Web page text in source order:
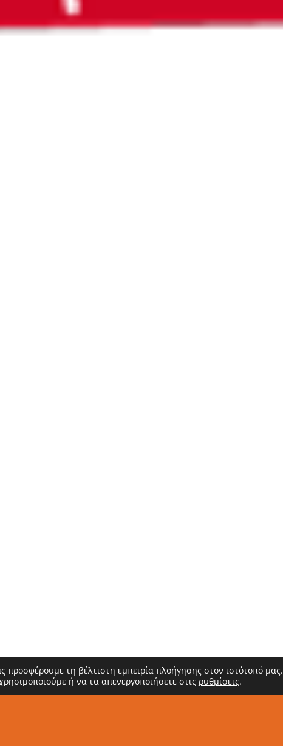
προσφέρουμε τη βέλτιστη εμπειρία πλοήγησης στον ιστότοπό μας.
ή να τα απενεργοποιήσετε στις ρυθμίσεις.